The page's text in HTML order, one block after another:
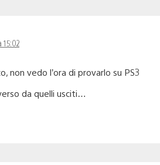
15:02
non vedo l’ora di provarlo su PS3
da quelli usciti…